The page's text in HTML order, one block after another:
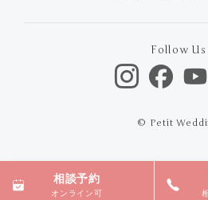
相談予約
オンライン可
Follow Us
© Petit